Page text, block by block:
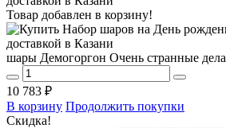
Товар добавлен в корзину!
шары Демогоргон Очень странные дела
10 783 ₽
В корзину Продолжить покупки
Скидка!